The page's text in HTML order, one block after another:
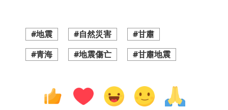
#地震 #自然災害
#甘肅
#青海
#地震傷亡 #甘肅地震